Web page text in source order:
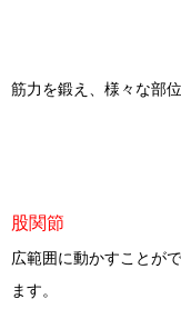
筋力を鍛え、様々な部
股関節
広範囲に動かすことが
ます。